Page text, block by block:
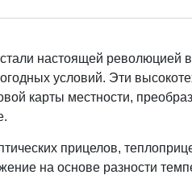
стали настоящей революцией
условий. Эти
карты местности,
прицелов,
на основе разности